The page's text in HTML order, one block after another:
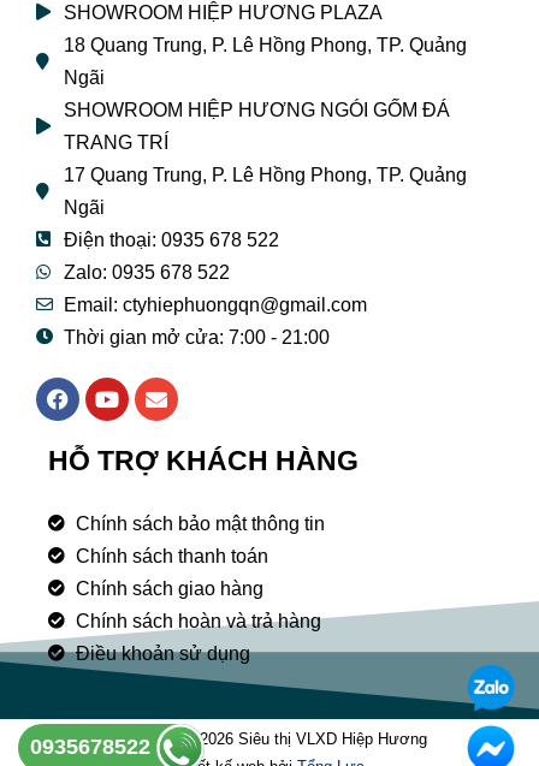
SHOWROOM HIỆP HƯƠNG PLAZA
18 Quang Trung, P. Lê Hồng Phong, TP. Quảng
Ngãi
SHOWROOM HIỆP HƯƠNG NGÓI GỐM ĐÁ
TRANG TRÍ
17 Quang Trung, P. Lê Hồng Phong, TP. Quảng
Ngãi
Điện thoại: 0935 678 522
Zalo: 0935 678 522
Email: ctyhiephuongqn@gmail.com
Thời gian mở cửa: 7:00 - 21:00
F
a
e
b
o
k
Y
o
t
u
e
E
n
e
l
p
e
HỖ TRỢ KHÁCH HÀNG
Chính sách bảo mật thông tin
Chính sách thanh toán
Chính sách giao hàng
Chính sách hoàn và trả hàng
Điều khoản sử dụng
Copyright © 2026 Siêu thị VLXD Hiệp Hương
0935678522